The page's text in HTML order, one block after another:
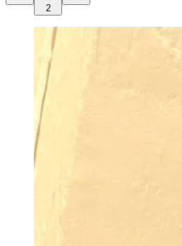
2